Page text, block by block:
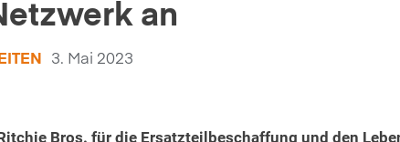
an
3. Mai 2023
Bros. für die Ersatzteilbeschaffung und den